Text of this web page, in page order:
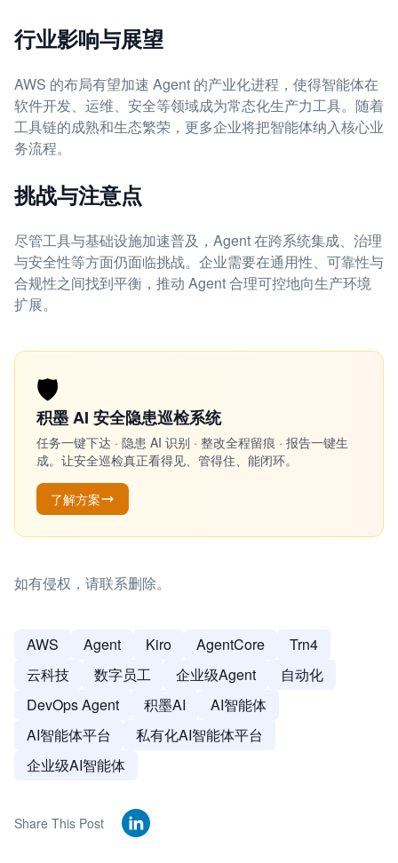
行业影响与展望
AWS 的布局有望加速 Agent 的产业化进程，使得智能体在
软件开发、运维、安全等领域成为常态化生产力工具。随着
工具链的成熟和生态繁荣，更多企业将把智能体纳入核心业
务流程。
挑战与注意点
尽管工具与基础设施加速普及，Agent 在跨系统集成、治理
与安全性等方面仍面临挑战。企业需要在通用性、可靠性与
合规性之间找到平衡，推动 Agent 合理可控地向生产环境
扩展。
🛡️
积墨 AI 安全隐患巡检系统
任务一键下达 · 隐患 AI 识别 · 整改全程留痕 · 报告一键生
成。让安全巡检真正看得见、管得住、能闭环。
了解方案
如有侵权，请联系删除。
AWS Agent Kiro AgentCore
Trn4
云科技
数字员工 企业级Agent
自动化
DevOps Agent
积墨AI
AI智能体
AI智能体平台
私有化AI智能体平台
企业级AI智能体
Share This Post